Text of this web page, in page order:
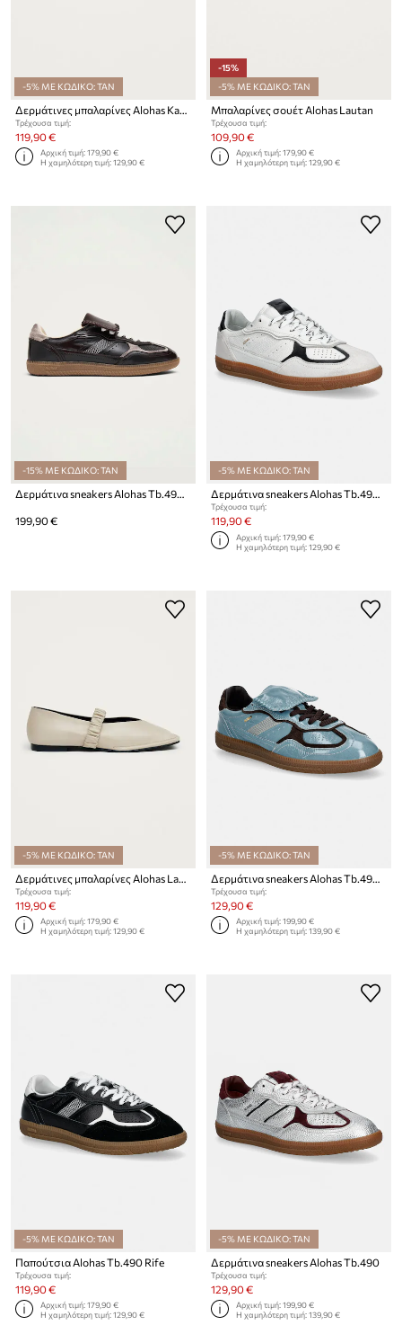
-5% ΜΕ ΚΩΔΙΚΟ: TAN
Δερμάτινες μπαλαρίνες Alohas Katia
Τρέχουσα τιμή:
119,90 €
Αρχική τιμή:179,90 €
Η χαμηλότερη τιμή:129,90 €
-15%
-5% ΜΕ ΚΩΔΙΚΟ: TAN
Μπαλαρίνες σουέτ Alohas Lautan
Τρέχουσα τιμή:
109,90 €
Αρχική τιμή:179,90 €
Η χαμηλότερη τιμή:129,90 €
-15% ΜΕ ΚΩΔΙΚΟ: TAN
Δερμάτινα sneakers Alohas Tb.490 Club
199,90 €
-5% ΜΕ ΚΩΔΙΚΟ: TAN
Δερμάτινα sneakers Alohas Tb.490 Rife
Τρέχουσα τιμή:
119,90 €
Αρχική τιμή:179,90 €
Η χαμηλότερη τιμή:129,90 €
-5% ΜΕ ΚΩΔΙΚΟ: TAN
Τρέχουσα τιμή:
119,90 €
Αρχική τιμή:179,90 €
Η χαμηλότερη τιμή:129,90 €
-5% ΜΕ ΚΩΔΙΚΟ: TAN
Τρέχουσα τιμή:
129,90 €
Αρχική τιμή:199,90 €
Η χαμηλότερη τιμή:139,90 €
-5% ΜΕ ΚΩΔΙΚΟ: TAN
Παπούτσια Alohas Tb.490 Rife
Τρέχουσα τιμή:
119,90 €
Αρχική τιμή:179,90 €
Η χαμηλότερη τιμή:129,90 €
-5% ΜΕ ΚΩΔΙΚΟ: TAN
Δερμάτινα sneakers Alohas Tb.490
Τρέχουσα τιμή:
129,90 €
Αρχική τιμή:199,90 €
Η χαμηλότερη τιμή:139,90 €